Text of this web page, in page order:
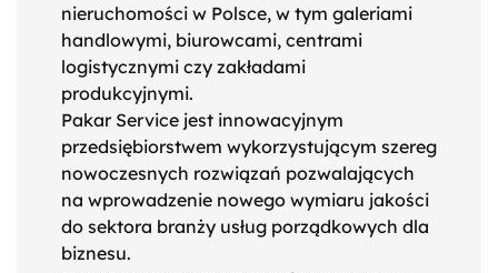
nieruchomości w Polsce, w tym galeriami
handlowymi, biurowcami, centrami
logistycznymi czy zakładami
produkcyjnymi.
Pakar Service jest innowacyjnym
przedsiębiorstwem wykorzystującym szereg
nowoczesnych rozwiązań pozwalających
na wprowadzenie nowego wymiaru jakości
do sektora branży usług porządkowych dla
biznesu.